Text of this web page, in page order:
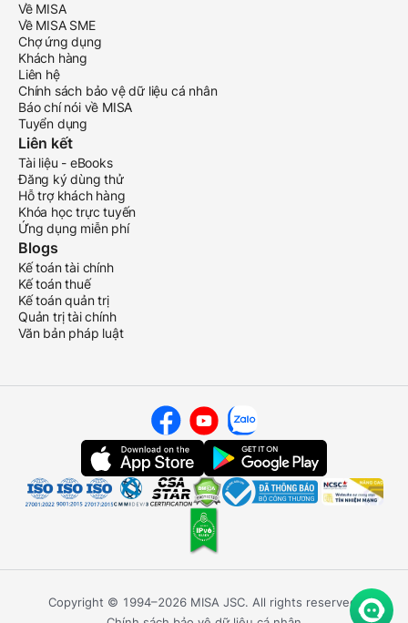
Về MISA
Về MISA SME
Chợ ứng dụng
Khách hàng
Liên hệ
Chính sách bảo vệ dữ liệu cá nhân
Báo chí nói về MISA
Tuyển dụng
Liên kết
Tài liệu - eBooks
Đăng ký dùng thử
Hỗ trợ khách hàng
Khóa học trực tuyến
Ứng dụng miễn phí
Blogs
Kế toán tài chính
Kế toán thuế
Kế toán quản trị
Quản trị tài chính
Văn bản pháp luật
Copyright © 1994–2026 MISA JSC. All rights reserved.